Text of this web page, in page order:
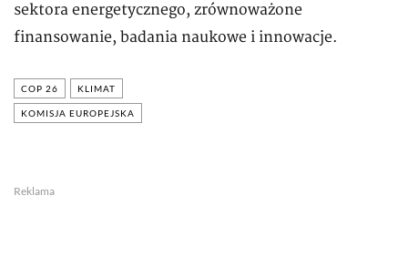
sektora energetycznego, zrównoważone
finansowanie, badania naukowe i innowacje.
COP 26 KLIMAT
KOMISJA EUROPEJSKA
Reklama